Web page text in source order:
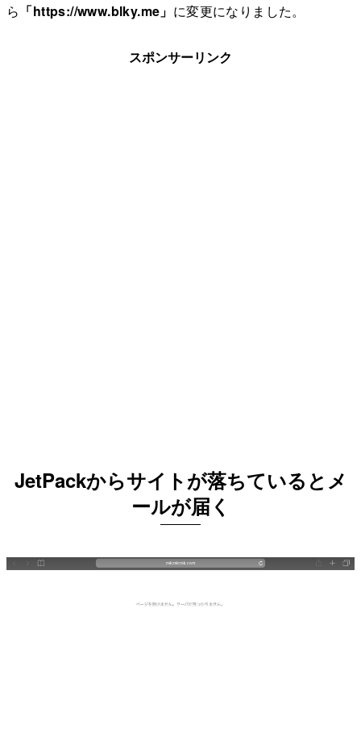
ら 「https://www.blky.me」 に変更になりました。
スポンサーリンク
JetPackからサイトが落ちているとメ
ールが届く